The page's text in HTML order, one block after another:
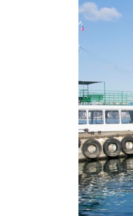
КРЫМ.НЕПОКОРЕННЫЙ
УКРАИНСКАЯ ПРОБЛЕМА КРЫМА